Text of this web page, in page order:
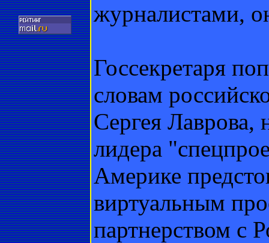
журналистами,
Госсекретаря
словам
Сергея Лаврова,
лидера
Америке
виртуальным
партнeрством с